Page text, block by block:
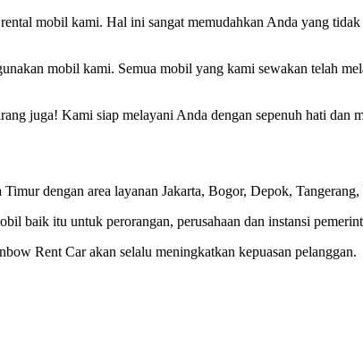
mobil kami. Hal ini sangat memudahkan Anda yang
mobil kami. Semua mobil yang kami sewakan telah
juga! Kami siap melayani Anda dengan sepenuh hati dan
dengan area layanan Jakarta, Bogor, Depok,
baik itu untuk perorangan, perusahaan dan instansi
Rent Car akan selalu meningkatkan kepuasan pelanggan.